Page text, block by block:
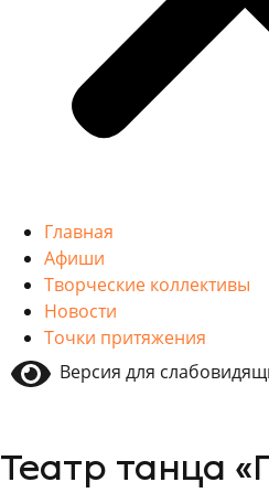
Главная
Афиши
Творческие коллективы
Новости
Точки притяжения
Версия для
Театр танца